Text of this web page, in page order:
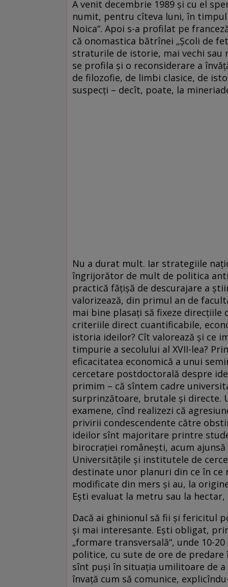
A venit decembrie 1989 şi cu el
numit, pentru cîteva luni, în
Noica“. Apoi s-a profilat pe
că onomastica bătrînei „Şcoli de
straturile de istorie, mai vechi sau
se profila şi o reconsiderare a
de filozofie, de limbi clasice, de
suspecţi – decît, poate, la
Nu a durat mult. Iar strategiile
îngrijorător de mult de politica
practică făţişă de descurajare a
valorizează, din primul an de
mai bine plasaţi să fixeze
criteriile direct cuantificabile,
istoria ideilor? Cît valorează şi ce
timpurie a secolului al XVII-lea?
eficacitatea economică a unui
cercetare postdoctorală despre
primim – că sîntem cadre
surprinzătoare, brutale şi directe.
examene, cînd realizezi că
privirii condescendente către
ideilor sînt majoritare printre
birocraţiei româneşti, acum
Universităţile şi institutele de
destinate unor planuri din ce în
modificate din mers şi au, la
Eşti evaluat la metru sau la
Dacă ai ghinionul să fii şi fericitul
şi mai interesante. Eşti obligat,
„formare transversală“, unde 10-
politice, cu sute de ore de
sînt puşi în situaţia umilitoare de
învaţă cum să comunice,